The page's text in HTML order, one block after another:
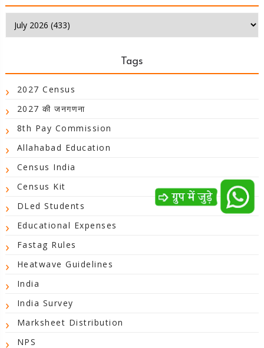
Tags
2027 Census
2027 की जनगणना
8th Pay Commission
Allahabad Education
Census India
Census Kit
DLed Students
Educational Expenses
Fastag Rules
Heatwave Guidelines
India
India Survey
Marksheet Distribution
NPS